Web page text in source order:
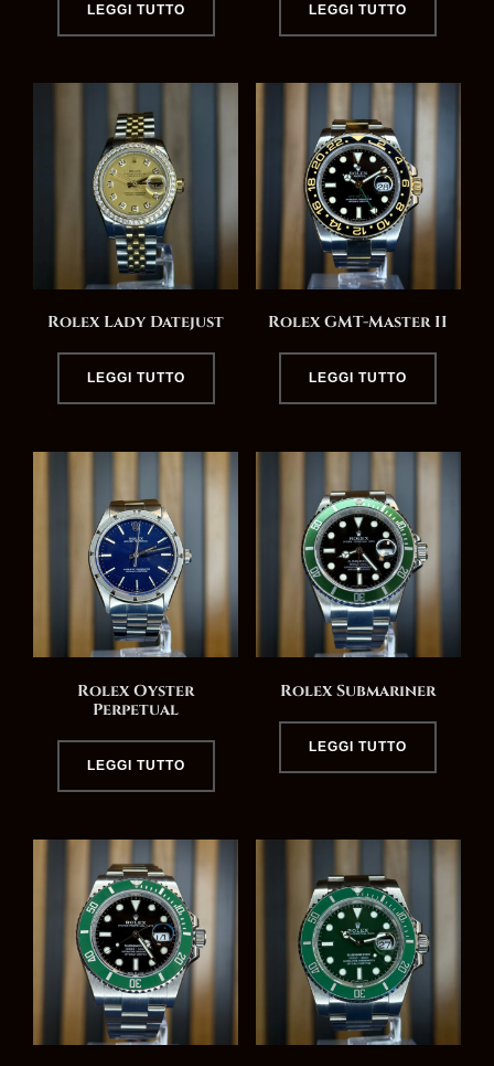
LEGGI TUTTO LEGGI TUTTO
Rolex Lady Datejust
LEGGI TUTTO
Rolex GMT-Master II
LEGGI TUTTO
Rolex Oyster
Perpetual
LEGGI TUTTO
Rolex Submariner
LEGGI TUTTO